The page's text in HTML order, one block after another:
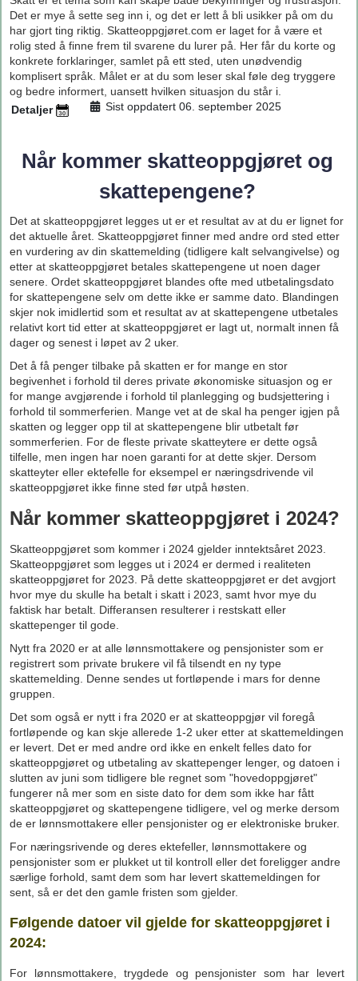
Det er mye å sette seg inn i, og det er lett å bli usikker på om du
har gjort ting riktig. Skatteoppgjøret.com er laget for å være et
rolig sted å finne frem til svarene du lurer på. Her får du korte og
konkrete forklaringer, samlet på ett sted, uten unødvendig
komplisert språk. Målet er at du som leser skal føle deg tryggere
og bedre informert, uansett hvilken situasjon du står i.
Detaljer
Sist oppdatert 06. september 2025
Når kommer skatteoppgjøret og
skattepengene?
Det at skatteoppgjøret legges ut er et resultat av at du er lignet for
det aktuelle året. Skatteoppgjøret finner med andre ord sted etter
en vurdering av din skattemelding (tidligere kalt selvangivelse) og
etter at skatteoppgjøret betales skattepengene ut noen dager
senere. Ordet skatteoppgjøret blandes ofte med utbetalingsdato
for skattepengene selv om dette ikke er samme dato. Blandingen
skjer nok imidlertid som et resultat av at skattepengene utbetales
relativt kort tid etter at skatteoppgjøret er lagt ut, normalt innen få
dager og senest i løpet av 2 uker.
Det å få penger tilbake på skatten er for mange en stor
begivenhet i forhold til deres private økonomiske situasjon og er
for mange avgjørende i forhold til planlegging og budsjettering i
forhold til sommerferien. Mange vet at de skal ha penger igjen på
skatten og legger opp til at skattepengene blir utbetalt før
sommerferien. For de fleste private skatteytere er dette også
tilfelle, men ingen har noen garanti for at dette skjer. Dersom
skatteyter eller ektefelle for eksempel er næringsdrivende vil
skatteoppgjøret ikke finne sted før utpå høsten.
Når kommer skatteoppgjøret i 2024?
Skatteoppgjøret som kommer i 2024 gjelder inntektsåret 2023.
Skatteoppgjøret som legges ut i 2024 er dermed i realiteten
skatteoppgjøret for 2023. På dette skatteoppgjøret er det avgjort
hvor mye du skulle ha betalt i skatt i 2023, samt hvor mye du
faktisk har betalt. Differansen resulterer i restskatt eller
skattepenger til gode.
Nytt fra 2020 er at alle lønnsmottakere og pensjonister som er
registrert som private brukere vil få tilsendt en ny type
skattemelding. Denne sendes ut fortløpende i mars for denne
gruppen.
Det som også er nytt i fra 2020 er at skatteoppgjør vil foregå
fortløpende og kan skje allerede 1-2 uker etter at skattemeldingen
er levert. Det er med andre ord ikke en enkelt felles dato for
skatteoppgjøret og utbetaling av skattepenger lenger, og datoen i
slutten av juni som tidligere ble regnet som "hovedoppgjøret"
fungerer nå mer som en siste dato for dem som ikke har fått
skatteoppgjøret og skattepengene tidligere, vel og merke dersom
de er lønnsmottakere eller pensjonister og er elektroniske bruker.
For næringsrivende og deres ektefeller, lønnsmottakere og
pensjonister som er plukket ut til kontroll eller det foreligger andre
særlige forhold, samt dem som har levert skattemeldingen for
sent, så er det den gamle fristen som gjelder.
Følgende datoer vil gjelde for skatteoppgjøret i
2024:
For lønnsmottakere, trygdede og pensjonister som har levert